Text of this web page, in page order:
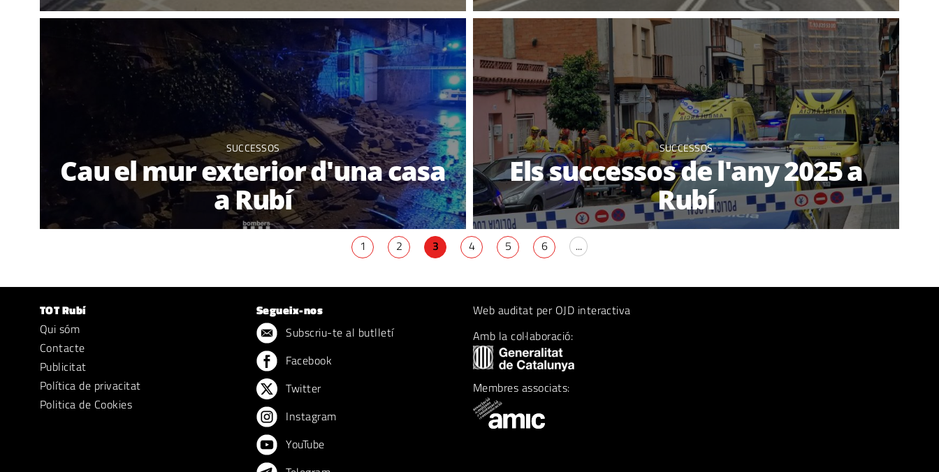
SUCCESSOS
Cau el mur exterior d'una casa
a Rubí
SUCCESSOS
Els successos de l'any 2025 a
Rubí
1 2 3 4 5 6 ...
TOT Rubí
Qui sóm
Contacte
Publicitat
Política de privacitat
Politica de Cookies
Segueix-nos
Subscriu-te al butlletí
Facebook
Twitter
Instagram
YouTube
Web auditat per OJD interactiva
Amb la col·laboració:
Membres associats: